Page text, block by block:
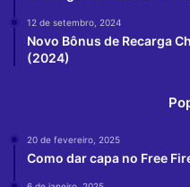
12 de setembro, 2024
Novo Bônus de Recarga
(2024)
20 de fevereiro, 2025
Como dar capa no Free